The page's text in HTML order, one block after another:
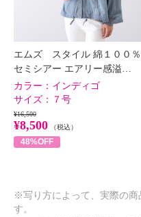
エムズ スタイル 綿１００％
セミシアー エアリー感溢…
カラー： インディゴ
サイズ：
７号
¥16,500
¥8,500 （税込）
48%OFF
※写り方によって、実際の商
す。